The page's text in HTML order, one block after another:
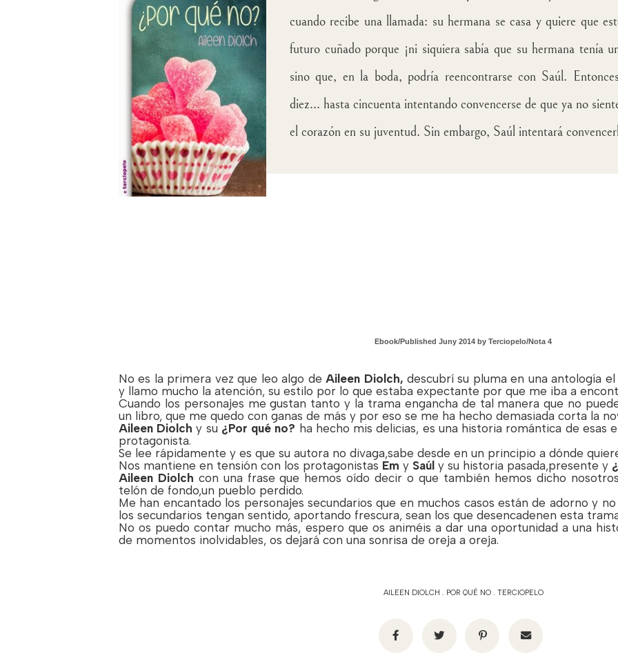
cuando recibe una llamada: su hermana se casa y quiere que
futuro cuñado porque ¡ni siquiera sabía que su hermana tenía
sino que, en la boda, podría reencontrarse con Saúl.
diez... hasta cincuenta intentando convencerse de que ya no
el corazón en su juventud. Sin embargo, Saúl intentará
Ebook/Published Juny 2014 by Terciopelo/Nota 4
No es la primera vez que leo algo deAileen Diolch, descubrí su pluma en una antología
y llamo mucho la atención, su estilo por lo que estaba expectante por que me iba a
Cuando los personajes me gustan tanto y la trama engancha de tal manera que no
un libro, que me quedo con ganas de más y por eso se me ha hecho demasiada corta la
Aileen Diolch y su ¿Por qué no? ha hecho mis delicias, es una historia romántica de esas
protagonista.
Se lee rápidamente y es que su autora no divaga,sabe desde en un principio a dónde
Nos mantiene en tensión con los protagonistas Em y Saúl y su historia pasada,presente y
Aileen Diolch con una frase que hemos oído decir o que también hemos dicho
telón de fondo,un pueblo perdido.
Me han encantado los personajes secundarios que en muchos casos están de adorno y
los secundarios tengan sentido, aportando frescura, sean los que desencadenen esta
No os puedo contar mucho más, espero que os animéis a dar una oportunidad a una
de momentos inolvidables, os dejará con una sonrisa de oreja a oreja.
AILEEN DIOLCH . POR QUÉ NO. TERCIOPELO